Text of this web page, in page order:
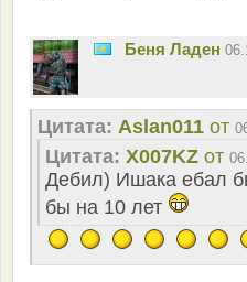
Беня Ладен
Цитата: Aslan011 от
Цитата: X007KZ от
Дебил) Ишака ебал
бы на 10 лет